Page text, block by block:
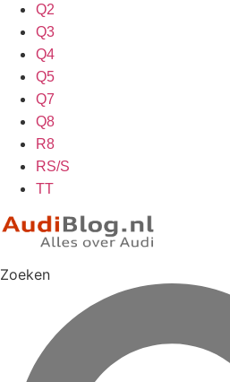
Q2
Q3
Q4
Q5
Q7
Q8
R8
RS/S
TT
Zoeken